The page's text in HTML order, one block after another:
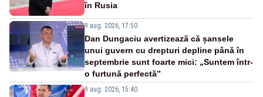
în Rusia
9 aug. 2026, 17:50
Dan Dungaciu avertizează că șansele
unui guvern cu drepturi depline până în
septembrie sunt foarte mici: „Suntem într-
o furtună perfectă”
9 aug. 2026, 15:40